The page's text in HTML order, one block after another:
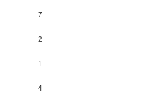
7
2
1
4